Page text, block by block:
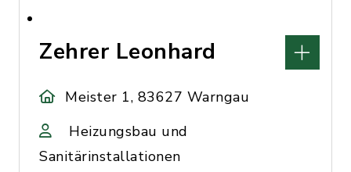
Zehrer Leonhard
Meister 1, 83627 Warngau
Heizungsbau und
Sanitärinstallationen